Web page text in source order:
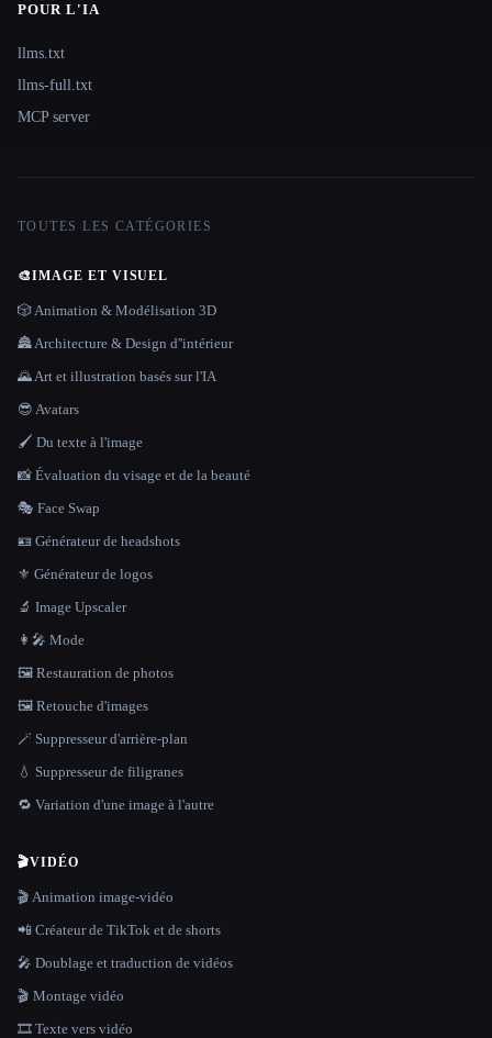
POUR L'IA
llms.txt
llms-full.txt
MCP server
TOUTES LES CATÉGORIES
🎨IMAGE ET VISUEL
🎲 Animation & Modélisation 3D
🏯 Architecture & Design d''intérieur
🌄 Art et illustration basés sur l'IA
😎 Avatars
🖌️ Du texte à l'image
📸 Évaluation du visage et de la beauté
🎭 Face Swap
🪪 Générateur de headshots
⚜️ Générateur de logos
🔬 Image Upscaler
👩‍🎤 Mode
🖼️ Restauration de photos
🖼️ Retouche d'images
🪄 Suppresseur d'arrière-plan
💧 Suppresseur de filigranes
🔁 Variation d'une image à l'autre
🎬VIDÉO
🎬 Animation image-vidéo
📲 Créateur de TikTok et de shorts
🎤 Doublage et traduction de vidéos
🎬 Montage vidéo
🎞️ Texte vers vidéo